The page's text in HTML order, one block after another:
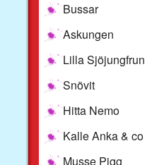
Bussar
Askungen
Lilla Sjöjungfrun
Snövit
Hitta Nemo
Kalle Anka & co
Musse Pigg